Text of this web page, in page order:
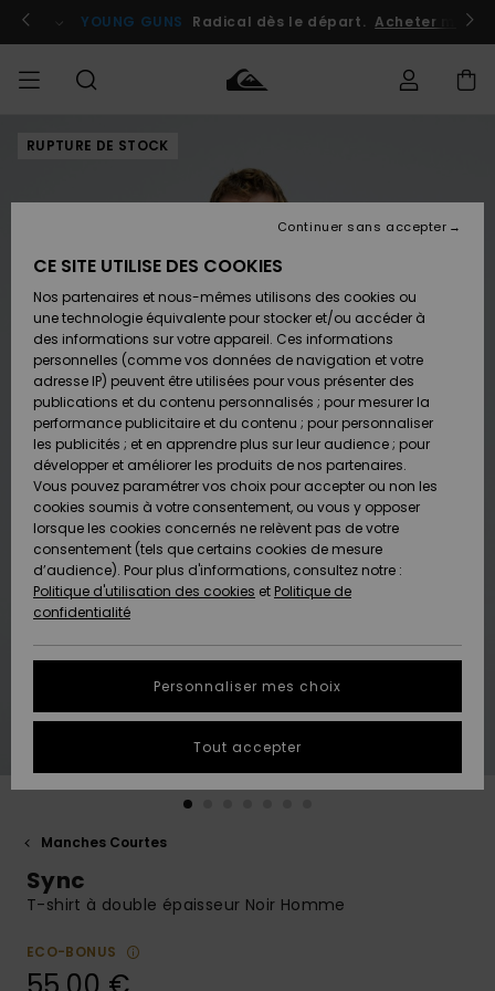
l'information
le
Se connecter / s'inscrire
YOUNG GUNS Radical dès le départ. Acheter
HOMME Vêtements
Chaussures
& Tongs
Surf
Snow
Nouveautés
A
Découvrir
Vêtements
Chaussures
& Tongs
Surf
Snow
Nouveautés
A
Découvrir
FEMME
Shop
A
Découvrir
Snow
SURF
Surf
Homme
Surf
Shop
Enfant
Highlights
Communauté
SNOW
Snow
Homme
Snow
Shop
Enfant
Snow
Shop
Femme
A
Découvrir
Communauté
OUTLET
Outlet
Homme
Enfant
Outlet
Femme
AIDE &
CONTACT
Accéder à
commande
Retours
Paiement
Carte
Cadeau
Quiksilver
Freedom
Protection
des
tailles
conversation
obtenir la
à votre
question.
MAGASINS
QUIKSILVER
RUPTURE DE STOCK
Manches Courtes
Sync
T-shirt à double épaisseur Noir Homme
ECO-BONUS
CE SITE UTILISE DES COOKIES
Nos partenaires et nous-mêmes utilisons des cookies ou
une technologie équivalente pour stocker et/ou accéder à
des informations sur votre appareil. Ces informations
personnelles (comme vos données de navigation et votre
adresse IP) peuvent être utilisées pour vous présenter des
publications et du contenu personnalisés ; pour mesurer la
performance publicitaire et du contenu ; pour personnaliser
les publicités ; et en apprendre plus sur leur audience ; pour
développer et améliorer les produits de nos partenaires.
Vous pouvez paramétrer vos choix pour accepter ou non les
cookies soumis à votre consentement, ou vous y opposer
lorsque les cookies concernés ne relèvent pas de votre
consentement (tels que certains cookies de mesure
d’audience). Pour plus d'informations, consultez notre :
Politique d'utilisation des cookies et Politique de
confidentialité
Personnaliser mes choix
Continuer sans accepter
Tout accepter